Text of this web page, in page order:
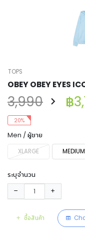
TOPS
OBEY OBEY EYES
3,990 ฿
20%
Men / ผู้ชาย
XLARGE MEDIUM
ระบุจำนวน
ซื้อสินค้า